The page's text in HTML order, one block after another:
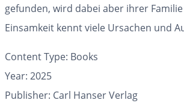
gefunden, wird dabei aber ihrer
Einsamkeit kennt viele Ursachen und
Content Type: Books
Year: 2025
Publisher: Carl Hanser Verlag